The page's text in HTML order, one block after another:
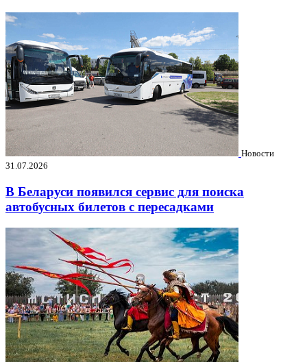
Новости
31.07.2026
В Беларуси появился сервис для поиска
автобусных билетов с пересадками